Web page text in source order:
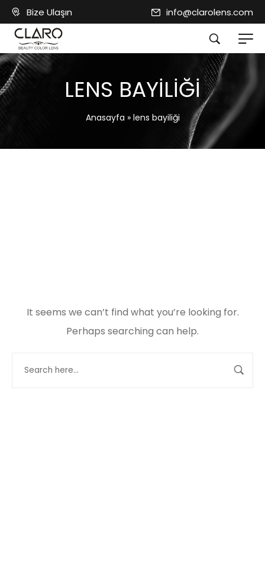
Bize Ulaşın info@clarolens.com
LENS BAYILIĞI
Anasayfa » lens bayiliği
It seems we can’t find what you’re looking for.
Perhaps searching can help.